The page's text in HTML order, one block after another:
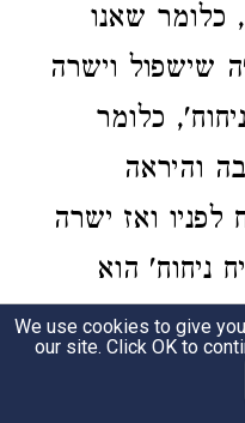
כלומר שאנו
שישפול וישרה
כלומר
והיראה
לפניו ואז ישרה
ניחוח' הוא
את עצמו
We use cookies to give
our site. Click OK to